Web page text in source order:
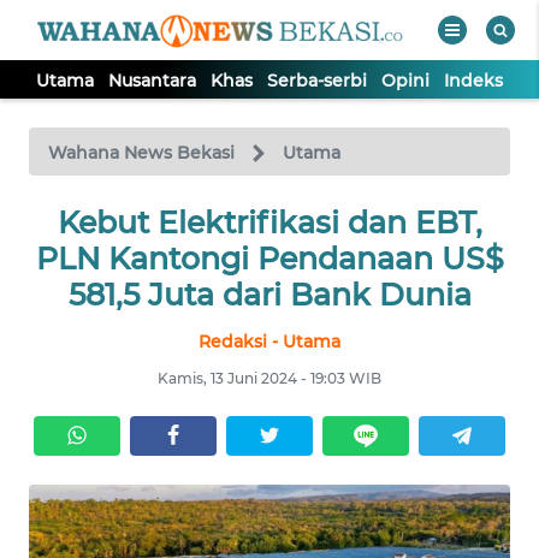
Utama Nusantara Khas Serba-serbi Opini Indeks
Wahana News Bekasi Utama
Kebut Elektrifikasi dan EBT,
PLN Kantongi Pendanaan US$
581,5 Juta dari Bank Dunia
Redaksi - Utama
Kamis, 13 Juni 2024 - 19:03 WIB
TV
Tutup
UTAMA
NUSANTARA
SERBA-
SERBI
OPINI